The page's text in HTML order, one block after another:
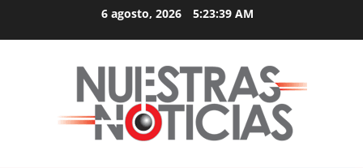
6 agosto, 2026 5:23:40 AM